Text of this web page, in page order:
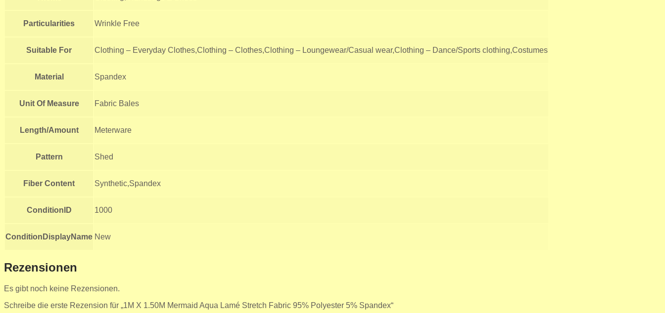
Particularities Wrinkle Free
Suitable For Clothing – Everyday Clothes,Clothing – Clothes,Clothing – Loungewear/Casual wear,Clothing – Dance/Sports clothing,Costumes
Material Spandex
Unit Of Measure Fabric Bales
Length/Amount Meterware
Pattern Shed
Fiber Content Synthetic,Spandex
ConditionID 1000
ConditionDisplayName New
Rezensionen
Es gibt noch keine Rezensionen.
Schreibe die erste Rezension für „1M X 1.50M Mermaid Aqua Lamé Stretch Fabric 95% Polyester 5% Spandex“